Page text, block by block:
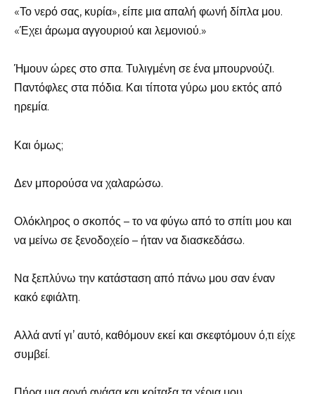
«Το νερό σας, κυρία», είπε μια απαλή φωνή δίπλα μου.
«Έχει άρωμα αγγουριού και λεμονιού.»
Ήμουν ώρες στο σπα. Τυλιγμένη σε ένα μπουρνούζι.
Παντόφλες στα πόδια. Και τίποτα γύρω μου εκτός από
ηρεμία.
Και όμως;
Δεν μπορούσα να χαλαρώσω.
Ολόκληρος ο σκοπός – το να φύγω από το σπίτι μου και
να μείνω σε ξενοδοχείο – ήταν να διασκεδάσω.
Να ξεπλύνω την κατάσταση από πάνω μου σαν έναν
κακό εφιάλτη.
Αλλά αντί γι’ αυτό, καθόμουν εκεί και σκεφτόμουν ό,τι είχε
συμβεί.